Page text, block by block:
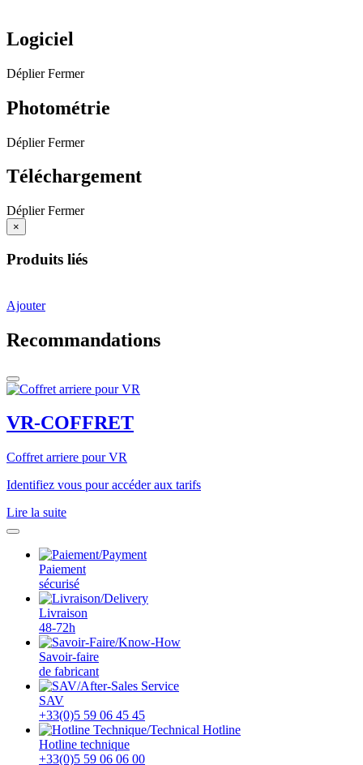
Logiciel
Déplier Fermer
Photométrie
Déplier Fermer
Téléchargement
Déplier Fermer
×
Produits liés
Ajouter
Recommandations
VR-COFFRET
Coffret arriere pour VR
Identifiez vous pour accéder aux tarifs
Lire la suite
Paiement
sécurisé
Livraison
48-72h
Savoir-faire
de fabricant
SAV
+33(0)5 59 06 45 45
Hotline technique
+33(0)5 59 06 06 00